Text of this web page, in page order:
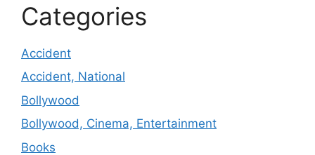
Categories
Accident
Accident, National
Bollywood
Bollywood, Cinema, Entertainment
Books